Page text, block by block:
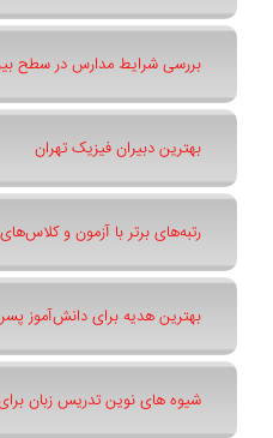
بررسی شرایط مدارس در سطح
بهترین دبیران فیزیک تهران
رتبه‌های برتر با آزمون و
بهترین هدیه برای دانش‌آموز پسر
شیوه های نوین تدریس زبان